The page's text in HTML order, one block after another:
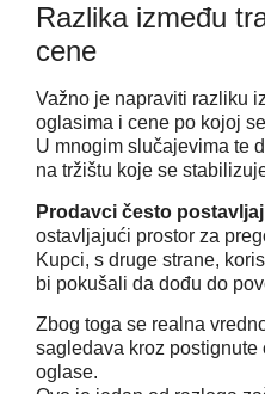
Razlika između
cene
Važno je napraviti razliku
oglasima i cene po kojoj
U mnogim slučajevima te
na tržištu koje se
Prodavci često
ostavljajući prostor za
Kupci, s druge strane,
bi pokušali da dođu do
Zbog toga se realna
sagledava kroz postignute
oglase.